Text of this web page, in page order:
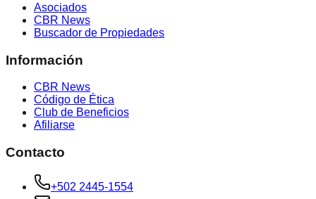
Asociados
CBR News
Buscador de Propiedades
Información
CBR News
Código de Ética
Club de Beneficios
Afiliarse
Contacto
+502 2445-1554